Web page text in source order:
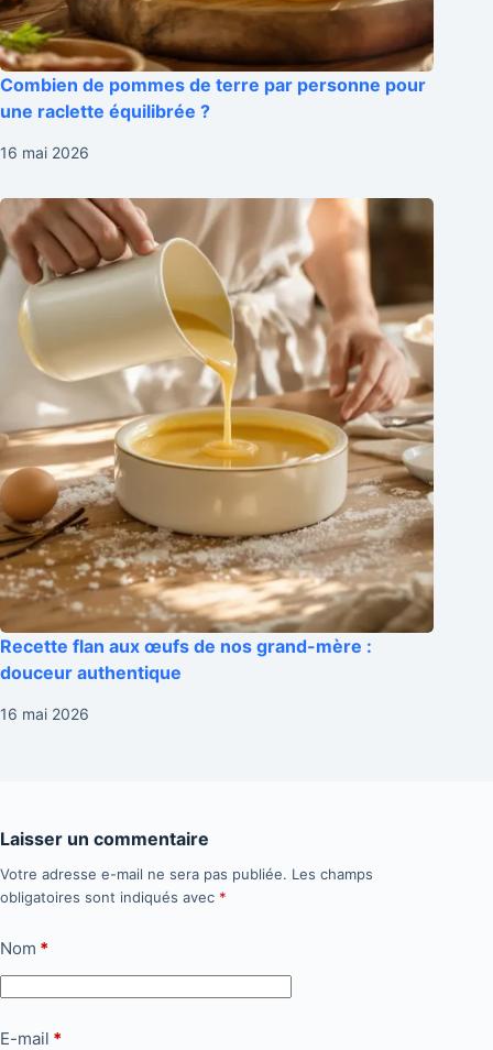
Combien de pommes de terre par personne pour
une raclette équilibrée ?
16 mai 2026
Recette flan aux œufs de nos grand-mère :
douceur authentique
16 mai 2026
Laisser un commentaire
Votre adresse e-mail ne sera pas publiée. Les champs
obligatoires sont indiqués avec *
Nom *
E-mail *